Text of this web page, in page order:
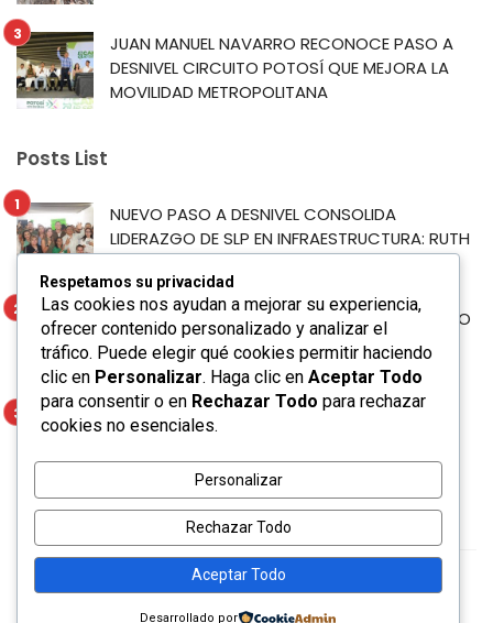
JUAN MANUEL NAVARRO RECONOCE PASO A
DESNIVEL CIRCUITO POTOSÍ QUE MEJORA LA
MOVILIDAD METROPOLITANA
Posts List
NUEVO PASO A DESNIVEL CONSOLIDA
LIDERAZGO DE SLP EN INFRAESTRUCTURA: RUTH
GONZÁLEZ
CON PERSONAL CAPACITADO, AYUNTAMIENTO
DE SOLEDAD PREVIENE RIESGOS DE CABLEADO
ELÉCTRICO
JUAN MANUEL NAVARRO RECONOCE PASO A
MOVILIDAD METROPOLITANA
Ceris © 2020. Made with ☕ bybkninja
Respetamos su privacidad
Las cookies nos ayudan a mejorar su experiencia,
ofrecer contenido personalizado y analizar el
tráfico. Puede elegir qué cookies permitir haciendo
clic en Personalizar. Haga clic en Aceptar Todo
para consentir o en Rechazar Todo para rechazar
cookies no esenciales.
Personalizar
Rechazar Todo
Aceptar Todo
Desarrollado por